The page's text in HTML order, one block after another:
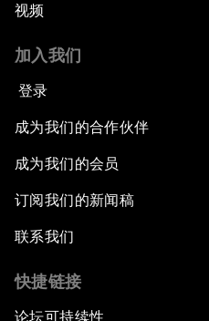
视频
加入我们
登录
成为我们的合作伙伴
成为我们的会员
订阅我们的新闻稿
联系我们
快捷链接
论坛可持续性